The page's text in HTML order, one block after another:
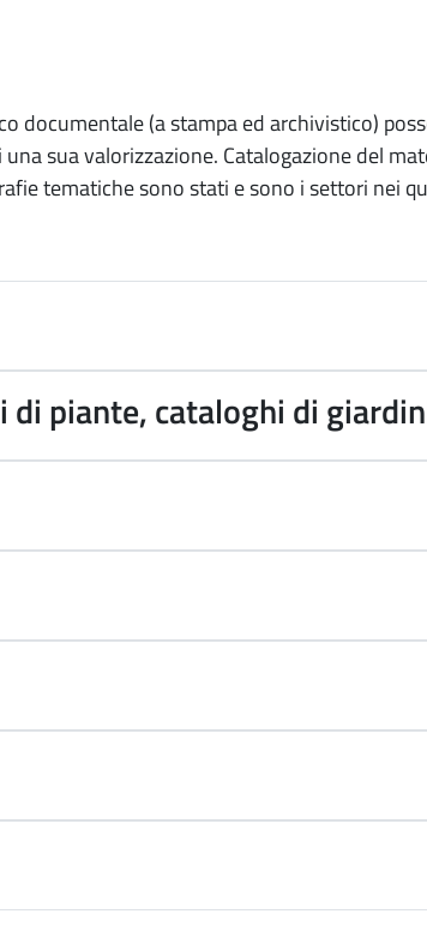
documentale (a stampa ed archivistico)
sua valorizzazione. Catalogazione del
tematiche sono stati e sono i settori nei
piante, cataloghi di